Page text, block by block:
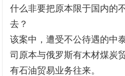
什么非要把原本限于国内的
去？
该案中，遭受不公待遇的中
司原本与俄罗斯有木材煤炭
有石油贸易业务往来。